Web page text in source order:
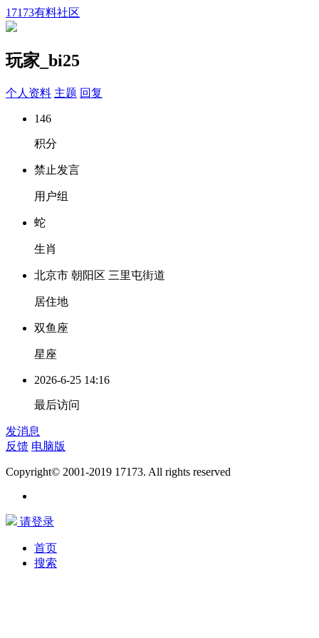
17173有料社区
玩家_bi25
个人资料 主题 回复
146
积分
禁止发言
用户组
蛇
生肖
北京市 朝阳区 三里屯街道
居住地
双鱼座
星座
2026-6-25 14:16
最后访问
发消息
反馈 电脑版
Copyright© 2001-2019 17173. All rights reserved
请登录
首页
搜索